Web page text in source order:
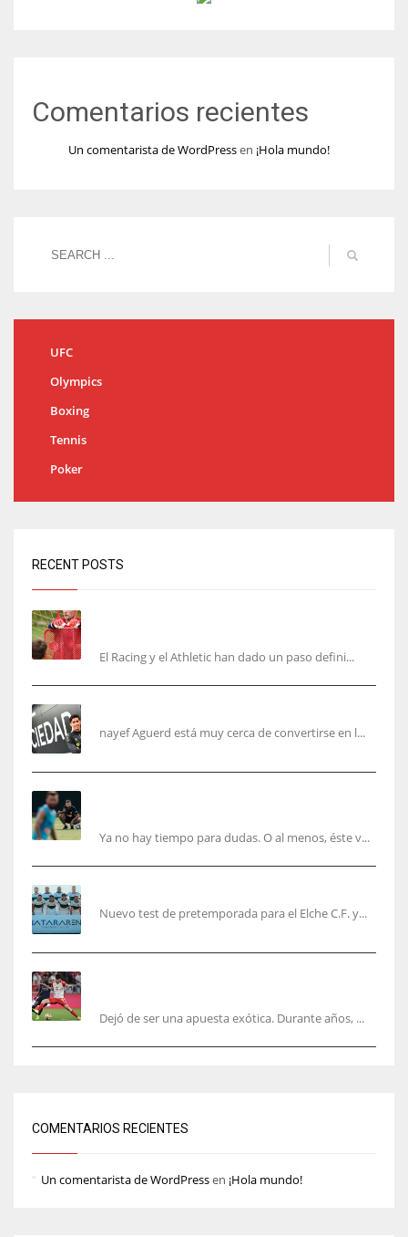
Comentarios recientes
Un comentarista de WordPressen ¡Hola mundo!
UFC
Olympics
Boxing
Tennis
Poker
RECENT POSTS
El Racing y el Athletic han dado un paso defini...
nayef Aguerd está muy cerca de convertirse en l...
Ya no hay tiempo para dudas. O al menos, éste v...
Nuevo test de pretemporada para el Elche C.F. y...
Dejó de ser una apuesta exótica. Durante años, ...
COMENTARIOS RECIENTES
Un comentarista de WordPressen ¡Hola mundo!